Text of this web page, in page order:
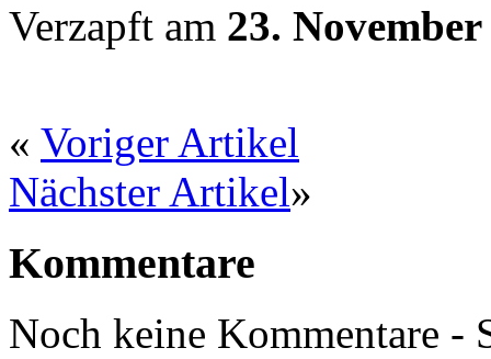
Verzapft am 23. November
« Voriger Artikel
Nächster Artikel»
Kommentare
Noch keine Kommentare -